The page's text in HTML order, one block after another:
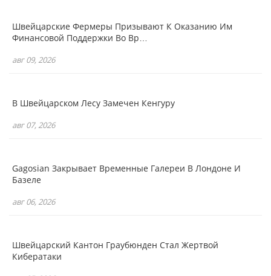
Швейцарские Фермеры Призывают К Оказанию Им
Финансовой Поддержки Во Вр…
авг 09, 2026
В Швейцарском Лесу Замечен Кенгуру
авг 07, 2026
Gagosian Закрывает Временные Галереи В Лондоне И
Базеле
авг 06, 2026
Швейцарский Кантон Граубюнден Стал Жертвой
Кибератаки